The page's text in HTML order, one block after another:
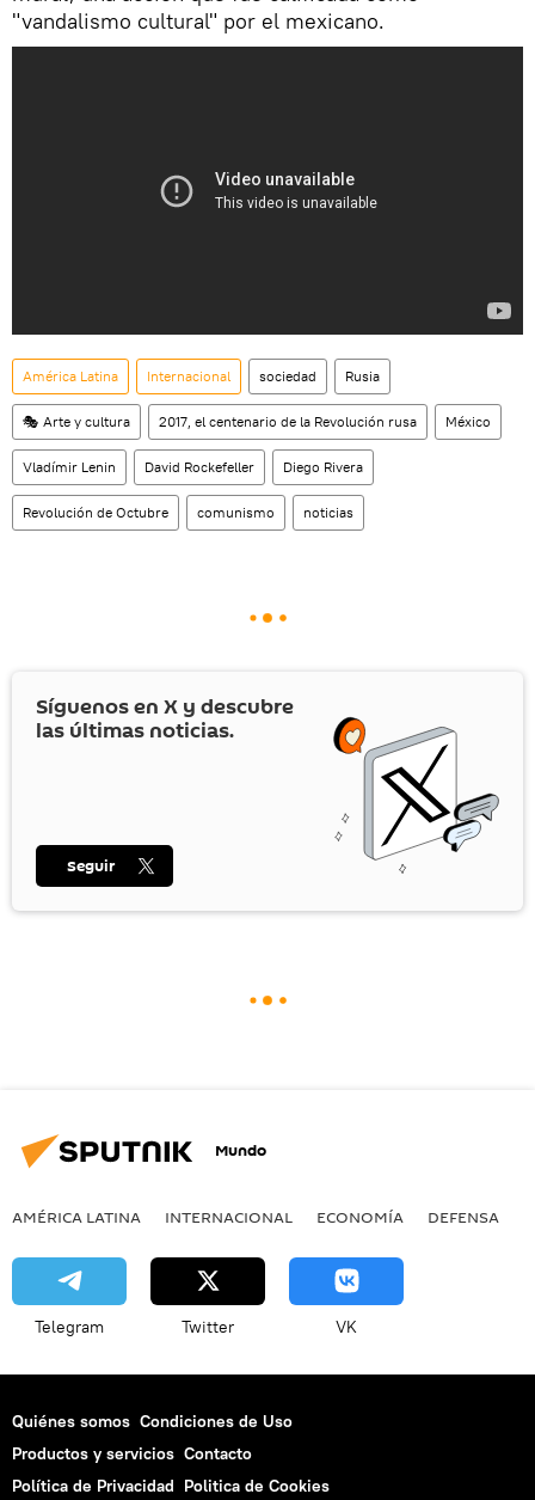
"vandalismo cultural" por el mexicano.
América Latina Internacional sociedad Rusia
🎭 Arte y cultura 2017, el centenario de la Revolución rusa México
Vladímir Lenin David Rockefeller Diego Rivera
Revolución de Octubre comunismo noticias
Síguenos en X y descubre
las últimas noticias.
Seguir
Mundo
AMÉRICA LATINA INTERNACIONAL ECONOMÍA DEFENSA
Telegram Twitter VK
Quiénes somos Condiciones de Uso
Productos y servicios Contacto
Política de Privacidad Politica de Cookies